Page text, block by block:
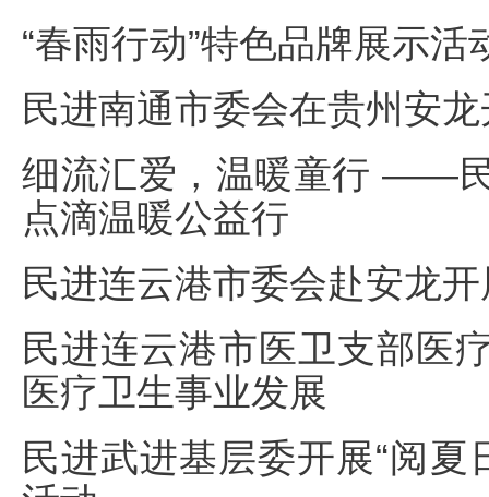
“春雨行动”特色品牌展示
民进南通市委会在贵州安
细流汇爱，温暖童行 ——
点滴温暖公益行
民进连云港市委会赴安龙
民进连云港市医卫支部医
医疗卫生事业发展
民进武进基层委开展“阅夏